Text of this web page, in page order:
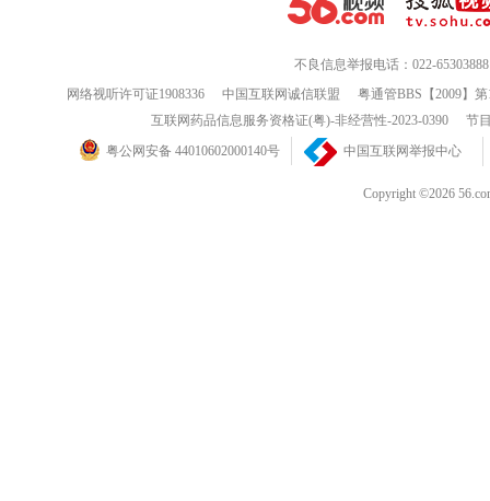
不良信息举报电话：022-65303888
网络视听许可证1908336
中国互联网诚信联盟
粤通管BBS【2009】
互联网药品信息服务资格证(粤)-非经营性-2023-0390
节
粤公网安备 44010602000140号
中国互联网举报中心
Copyright ©2026